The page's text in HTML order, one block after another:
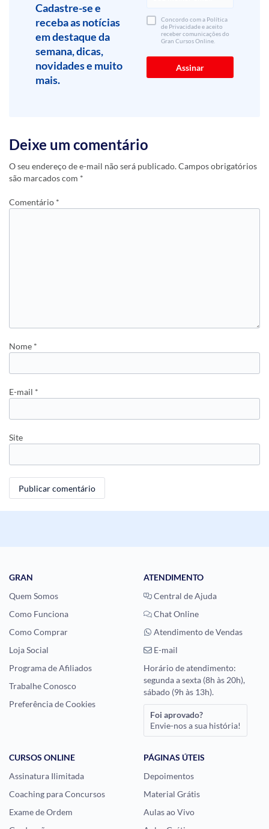
Cadastre-se e
receba as notícias
em destaque da
semana, dicas,
novidades e muito
mais.
Concordo com a Política
de Privacidade e aceito
receber comunicações do
Gran Cursos Online.
Deixe um comentário
O seu endereço de e-mail não será publicado.Campos obrigatórios
são marcados com *
Comentário *
Nome *
E-mail *
Site
GRAN
Quem Somos
Como Funciona
Como Comprar
Loja Social
Programa de Afiliados
Trabalhe Conosco
Preferência de Cookies
ATENDIMENTO
Central de Ajuda
Chat Online
Atendimento de Vendas
E-mail
Horário de atendimento:
segunda a sexta (8h às 20h),
sábado (9h às 13h).
Foi aprovado?
Envie-nos a sua história!
CURSOS ONLINE
Assinatura Ilimitada
Coaching para Concursos
Exame de Ordem
PÁGINAS ÚTEIS
Depoimentos
Material Grátis
Aulas ao Vivo